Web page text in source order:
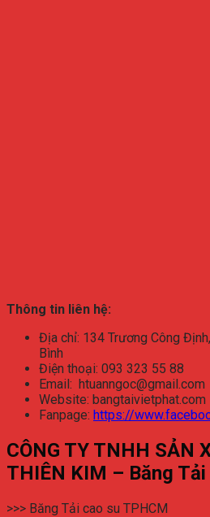
Thông tin liên hệ:
Địa chỉ: 134 Trương Công
Bình
Điện thoại: 093 323 55 88
Email: htuanngoc@gmail.com
Website: bangtaivietphat.com
Fanpage: https://
CÔNG TY TNHH SẢN
THIÊN KIM – Băng
>>> Băng Tải cao su TPHCM